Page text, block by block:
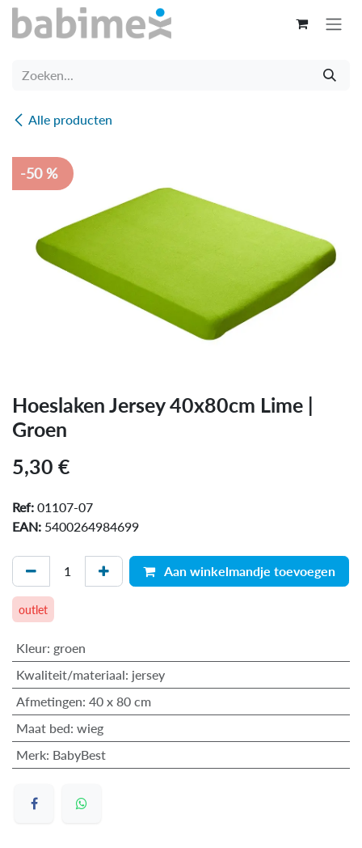
Overslaan naar inhoud
Alle producten
-50 %
Hoeslaken Jersey 40x80cm Lime |
Groen
5,30 €
Ref: 01107-07
EAN: 5400264984699
Aan winkelmandje toevoegen
outlet
Kleur: groen
Kwaliteit/materiaal: jersey
Afmetingen: 40 x 80 cm
Maat bed: wieg
Merk: BabyBest